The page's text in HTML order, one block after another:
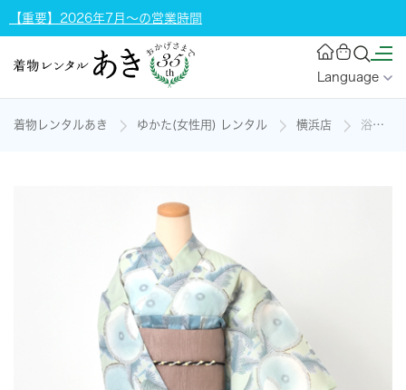
【重要】2026年7月～の営業時間
Language
着物レンタルあき ゆかた(女性用) レンタル 横浜店 浴衣[UNSODO/薄緑/あざみ]の着物レンタル